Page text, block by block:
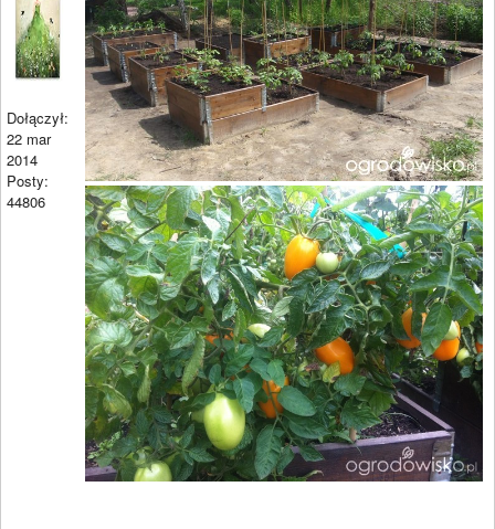
Dołączył:
22 mar
2014
Posty:
44806